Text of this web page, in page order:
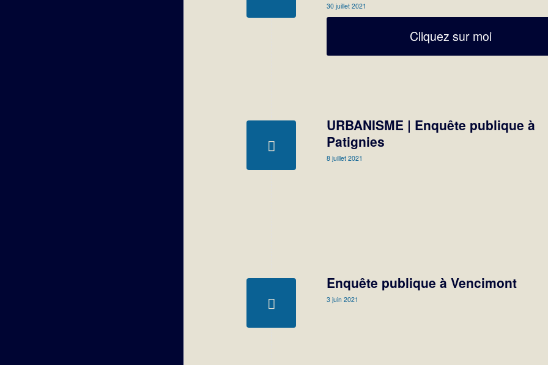
30 juillet 2021
Cliquez sur moi
URBANISME | Enquête publique à
Patignies
8 juillet 2021
Enquête publique à Vencimont
3 juin 2021